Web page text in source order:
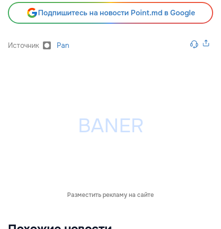
Подпишитесь на новости Point.md в Google
Источник Pan
Разместить рекламу на сайте